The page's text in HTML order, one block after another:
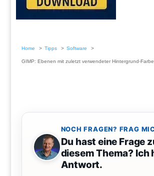
Home Tipps Software
GIMP: Ebenen mit zuletzt verwendeter Hintergrund-
NOCH FRAGEN? FRAG
Du hast eine Frage
diesem Thema? Ich
Antwort.